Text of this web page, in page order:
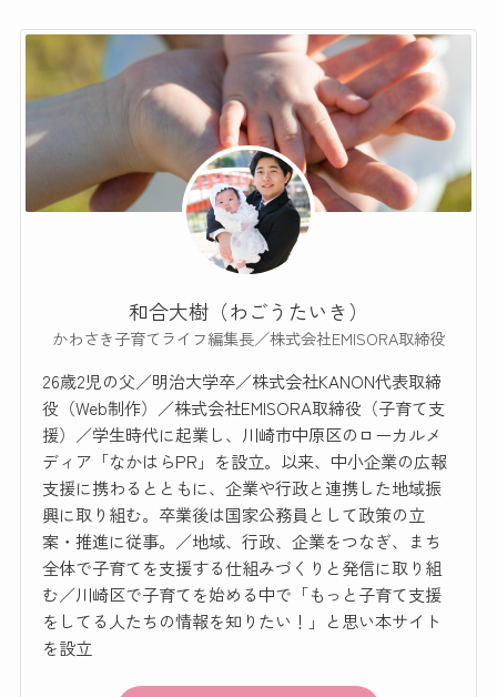
和合大樹（わごうたいき）
かわさき子育てライフ編集長／株式会社EMISORA取締役
26歳2児の父／明治大学卒／株式会社KANON代表取締
役（Web制作）／株式会社EMISORA取締役（子育て支
援）／学生時代に起業し、川崎市中原区のローカルメ
ディア「なかはらPR」を設立。以来、中小企業の広報
支援に携わるとともに、企業や行政と連携した地域振
興に取り組む。卒業後は国家公務員として政策の立
案・推進に従事。／地域、行政、企業をつなぎ、まち
全体で子育てを支援する仕組みづくりと発信に取り組
む／川崎区で子育てを始める中で「もっと子育て支援
をしてる人たちの情報を知りたい！」と思い本サイト
を設立